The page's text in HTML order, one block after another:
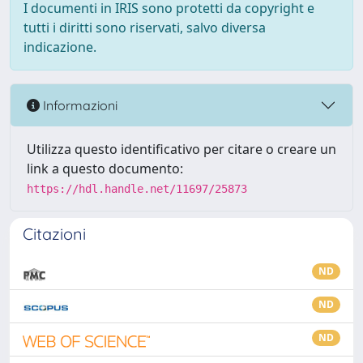
I documenti in IRIS sono protetti da copyright e
tutti i diritti sono riservati, salvo diversa
indicazione.
Informazioni
Utilizza questo identificativo per citare o creare un
link a questo documento:
https://hdl.handle.net/11697/25873
Citazioni
ND
ND
ND